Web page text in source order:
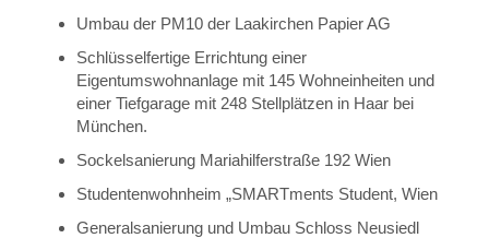
Umbau der PM10 der Laakirchen Papier AG
Schlüsselfertige Errichtung einer
Eigentumswohnanlage mit 145 Wohneinheiten und
einer Tiefgarage mit 248 Stellplätzen in Haar bei
München.
Sockelsanierung Mariahilferstraße 192 Wien
Studentenwohnheim „SMARTments Student, Wien
Generalsanierung und Umbau Schloss Neusiedl